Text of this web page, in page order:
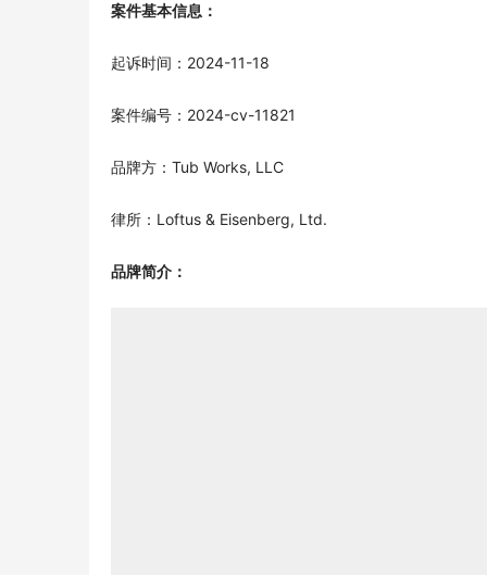
案件基本信息：
起诉时间：2024-11-18
案件编号：2024-cv-11821
品牌方：Tub Works, LLC
律所：Loftus & Eisenberg, Ltd.
品牌简介：